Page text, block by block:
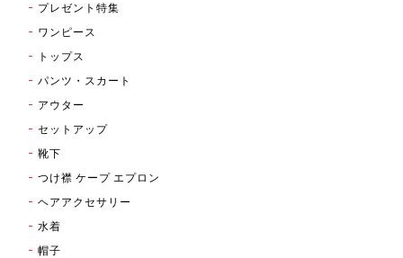
プレゼント特集
ワンピース
トップス
パンツ・スカート
アウター
セットアップ
靴下
つけ襟 ケープ エプロン
ヘアアクセサリー
水着
帽子